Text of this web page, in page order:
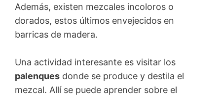
Además, existen mezcales incoloros o
dorados, estos últimos envejecidos en
barricas de madera.
Una actividad interesante es visitar los
palenques donde se produce y destila el
mezcal. Allí se puede aprender sobre el